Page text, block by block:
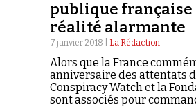
publique française
réalité alarmante
7 janvier 2018 | La Rédaction
Alors que la France
anniversaire des attentats
Conspiracy Watch et la
sont associés pour